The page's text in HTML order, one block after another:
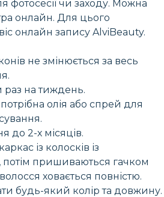
фотосесії чи заходу. Можна
онлайн. Для цього
онлайн запису AlviBeauty.
не змінюється за весь
раз на тиждень.
олія або спрей для
до 2-х місяців.
із колосків із
потім пришиваються гачком
ховається повністю.
будь-який колір та довжину.